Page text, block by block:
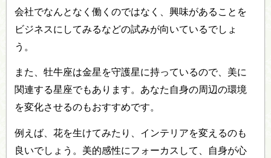
会社でなんとなく働くのではなく、興味があることを
ビジネスにしてみるなどの試みが向いているでしょ
う。
また、牡牛座は金星を守護星に持っているので、美に
関連する星座でもあります。あなた自身の周辺の環境
を変化させるのもおすすめです。
例えば、花を生けてみたり、インテリアを変えるのも
良いでしょう。美的感性にフォーカスして、自身が心